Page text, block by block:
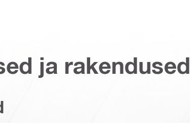
ja rakendused